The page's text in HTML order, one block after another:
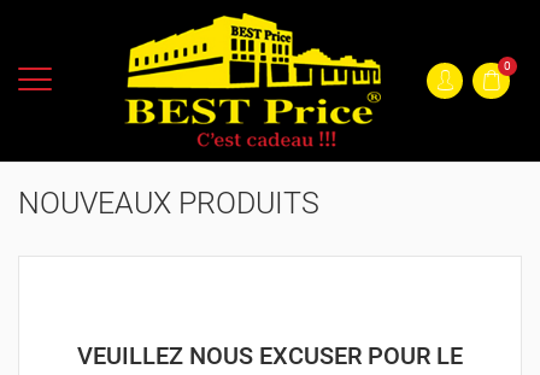
0
NOUVEAUX PRODUITS
VEUILLEZ NOUS EXCUSER POUR LE